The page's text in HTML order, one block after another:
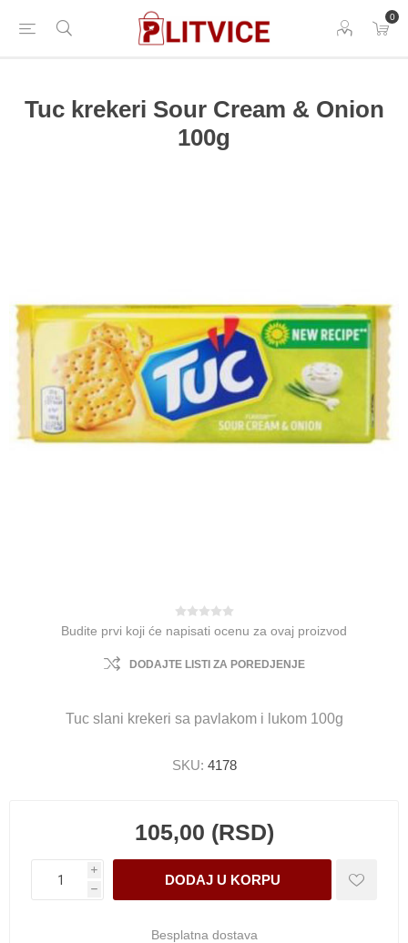
0
Tuc krekeri Sour Cream & Onion
100g
Budite prvi koji će napisati ocenu za ovaj proizvod
DODAJTE LISTI ZA POREDJENJE
Tuc slani krekeri sa pavlakom i lukom 100g
SKU: 4178
105,00 (RSD)
i
h
Besplatna dostava